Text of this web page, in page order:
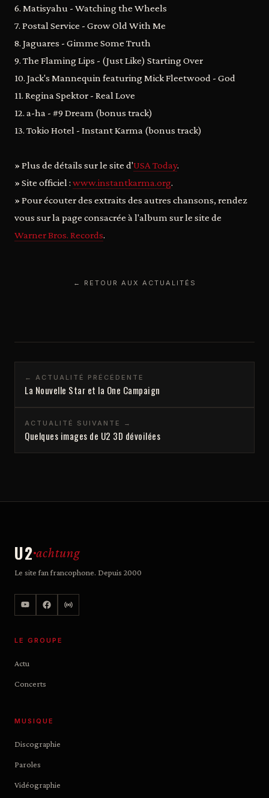
6. Matisyahu - Watching the Wheels
7. Postal Service - Grow Old With Me
8. Jaguares - Gimme Some Truth
9. The Flaming Lips - (Just Like) Starting Over
10. Jack's Mannequin featuring Mick Fleetwood - God
11. Regina Spektor - Real Love
12. a-ha - #9 Dream (bonus track)
13. Tokio Hotel - Instant Karma (bonus track)
» Plus de détails sur le site d'USA Today.
» Site officiel : www.instantkarma.org.
» Pour écouter des extraits des autres chansons, rendez
vous sur la page consacrée à l'album sur le site de
Warner Bros. Records.
← RETOUR AUX ACTUALITÉS
← ACTUALITÉ PRÉCÉDENTE
La Nouvelle Star et la One Campaign
ACTUALITÉ SUIVANTE →
Quelques images de U2 3D dévoilées
U2 achtung
Le site fan francophone. Depuis 2000
LE GROUPE
Actu
Concerts
MUSIQUE
Discographie
Paroles
Vidéographie